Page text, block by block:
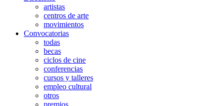
artistas
centros de arte
movimientos
Convocatorias
todas
becas
ciclos de cine
conferencias
cursos y talleres
empleo cultural
otros
premios